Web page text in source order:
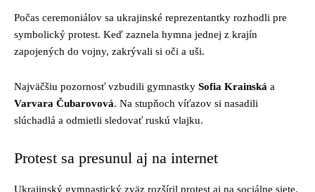
Počas ceremoniálov sa ukrajinské reprezentantky rozhodli pre
symbolický protest. Keď zaznela hymna jednej z krajín
zapojených do vojny, zakrývali si oči a uši.
Najväčšiu pozornosť vzbudili gymnastky Sofia Krainská a
Varvara Čubarovová. Na stupňoch víťazov si nasadili
slúchadlá a odmietli sledovať ruskú vlajku.
Protest sa presunul aj na internet
Ukrajinský gymnastický zväz rozšíril protest aj na sociálne siete.